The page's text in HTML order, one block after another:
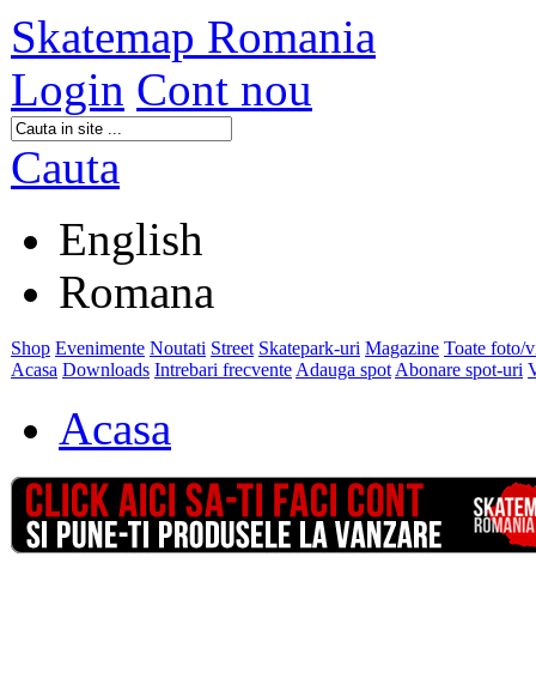
Skatemap Romania
Login Cont nou
Cauta
English
Romana
Shop Evenimente Noutati Street Skatepark-uri Magazine Toate foto/
Acasa Downloads Intrebari frecvente Adauga spot Abonare spot-uri
Acasa